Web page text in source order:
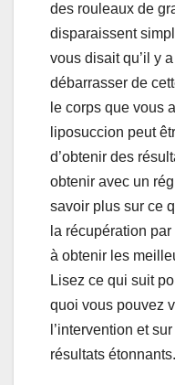
des rouleaux de
disparaissent
vous disait qu’il y
débarrasser de
le corps que vous
liposuccion peut
d’obtenir des
obtenir avec un
savoir plus sur ce
la récupération
à obtenir les
Lisez ce qui suit
quoi vous pouvez
l’intervention et
résultats étonnants.